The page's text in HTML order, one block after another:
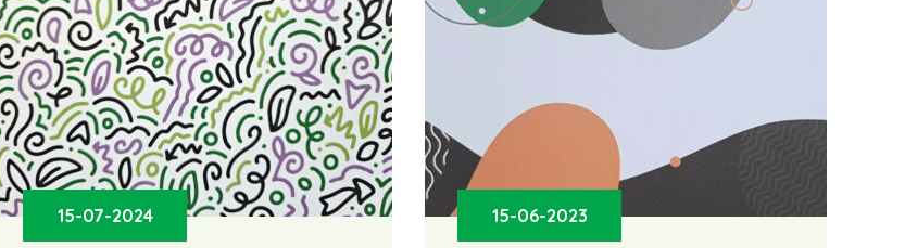
15-07-2024 15-06-2023